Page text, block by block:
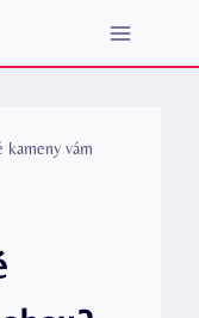
vám